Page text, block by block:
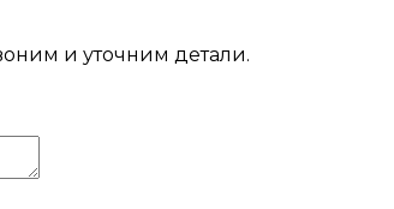
и уточним детали.